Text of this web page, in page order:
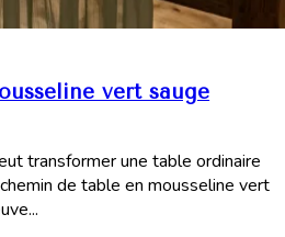
vert sauge
transformer une table ordinaire
de table en mousseline vert